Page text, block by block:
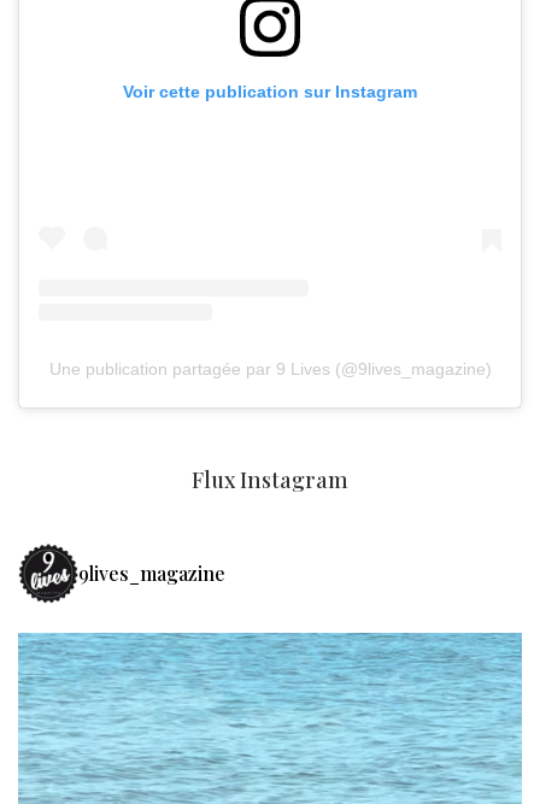
Voir cette publication sur Instagram
Une publication partagée par 9 Lives (@9lives_magazine)
Flux Instagram
9lives_magazine